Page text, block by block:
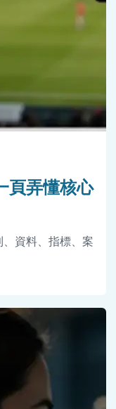
頁弄懂核心
資料、指標、案